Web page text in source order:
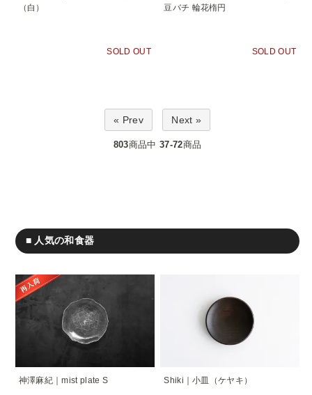
（白）
SOLD OUT
豆バチ 輪花楕円
SOLD OUT
« Prev Next »
803商品中 37-72商品
■ 人気の和食器
神澤麻紀｜mist plate S Shiki｜小皿（ケヤキ）